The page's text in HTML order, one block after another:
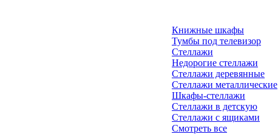
Книжные шкафы
Тумбы под телевизор
Стеллажи
Недорогие стеллажи
Стеллажи деревянные
Стеллажи металлические
Шкафы-стеллажи
Стеллажи в детскую
Стеллажи с ящиками
Смотреть все